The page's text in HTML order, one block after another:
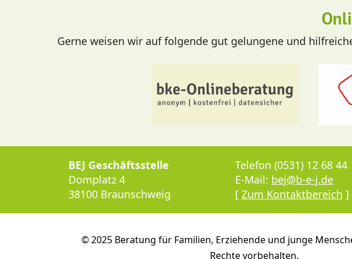
Gerne weisen wir auf folgende gut gelungene und
BEJ Geschäftsstelle
Domplatz 4
38100 Braunschweig
Telefon (0531) 12 68 44
E-Mail: bej@b-e-j.de
[ Zum Kontaktbereich ]
© 2025 Beratung für Familien, Erziehende und junge
Rechte vorbehalten.